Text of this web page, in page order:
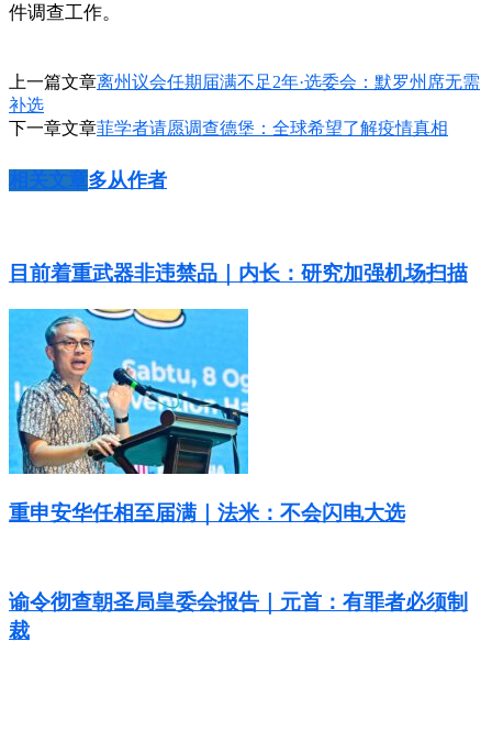
件调查工作。
上一篇文章离州议会任期届满不足2年·选委会：默罗州席无需
补选
下一章文章菲学者请愿调查德堡：全球希望了解疫情真相
相关文章多从作者
目前着重武器非违禁品｜内长：研究加强机场扫描
重申安华任相至届满｜法米：不会闪电大选
谕令彻查朝圣局皇委会报告｜元首：有罪者必须制
裁